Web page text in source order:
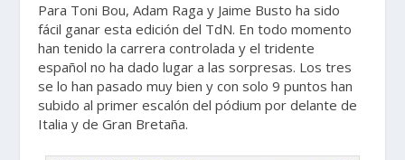
Para Toni Bou, Adam Raga y Jaime Busto ha sido
fácil ganar esta edición del TdN. En todo momento
han tenido la carrera controlada y el tridente
español no ha dado lugar a las sorpresas. Los tres
se lo han pasado muy bien y con solo 9 puntos han
subido al primer escalón del pódium por delante de
Italia y de Gran Bretaña.